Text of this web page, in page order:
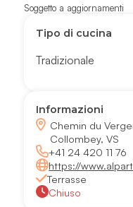
Soggetto a aggiornamenti
Tipo di cucina
Tradizionale
Informazioni
Chemin du
Collombey, VS
+41 24 420 11 76
https://
Terrasse
Chiuso